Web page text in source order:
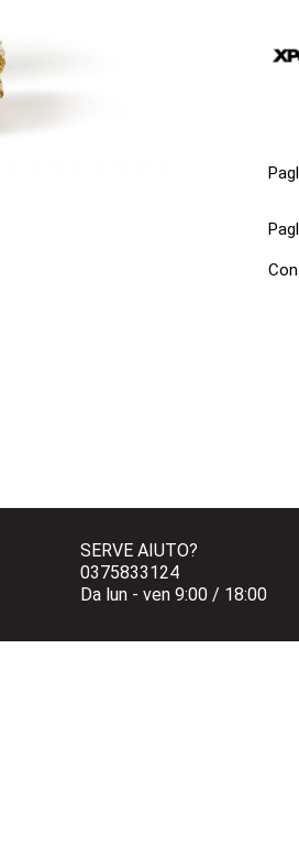
SERVE AIUTO?
0375833124
Da lun - ven 9:00 / 18:00